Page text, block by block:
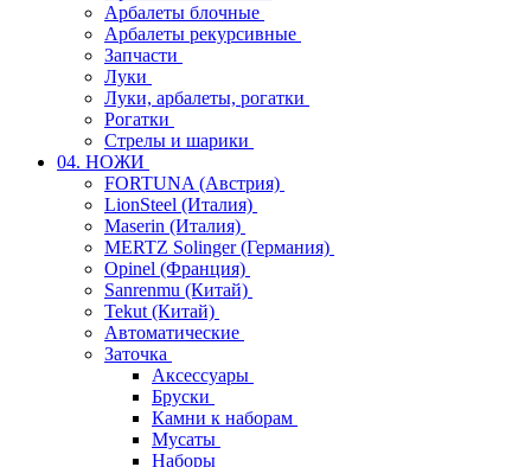
Арбалеты блочные
Арбалеты рекурсивные
Запчасти
Луки
Луки, арбалеты, рогатки
Рогатки
Стрелы и шарики
04. НОЖИ
FORTUNA (Австрия)
LionSteel (Италия)
Maserin (Италия)
MERTZ Solinger (Германия)
Opinel (Франция)
Sanrenmu (Китай)
Tekut (Китай)
Автоматические
Заточка
Аксессуары
Бруски
Камни к наборам
Мусаты
Наборы